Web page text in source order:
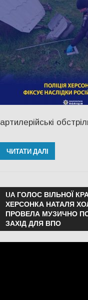
артилерійські
ЧИТАТИ ДАЛІ
UA ГОЛОС ВІЛЬНОЇ
ХЕРСОНКА НАТАЛЯ
ПРОВЕЛА МУЗИЧНО
ЗАХІД ДЛЯ ВПО